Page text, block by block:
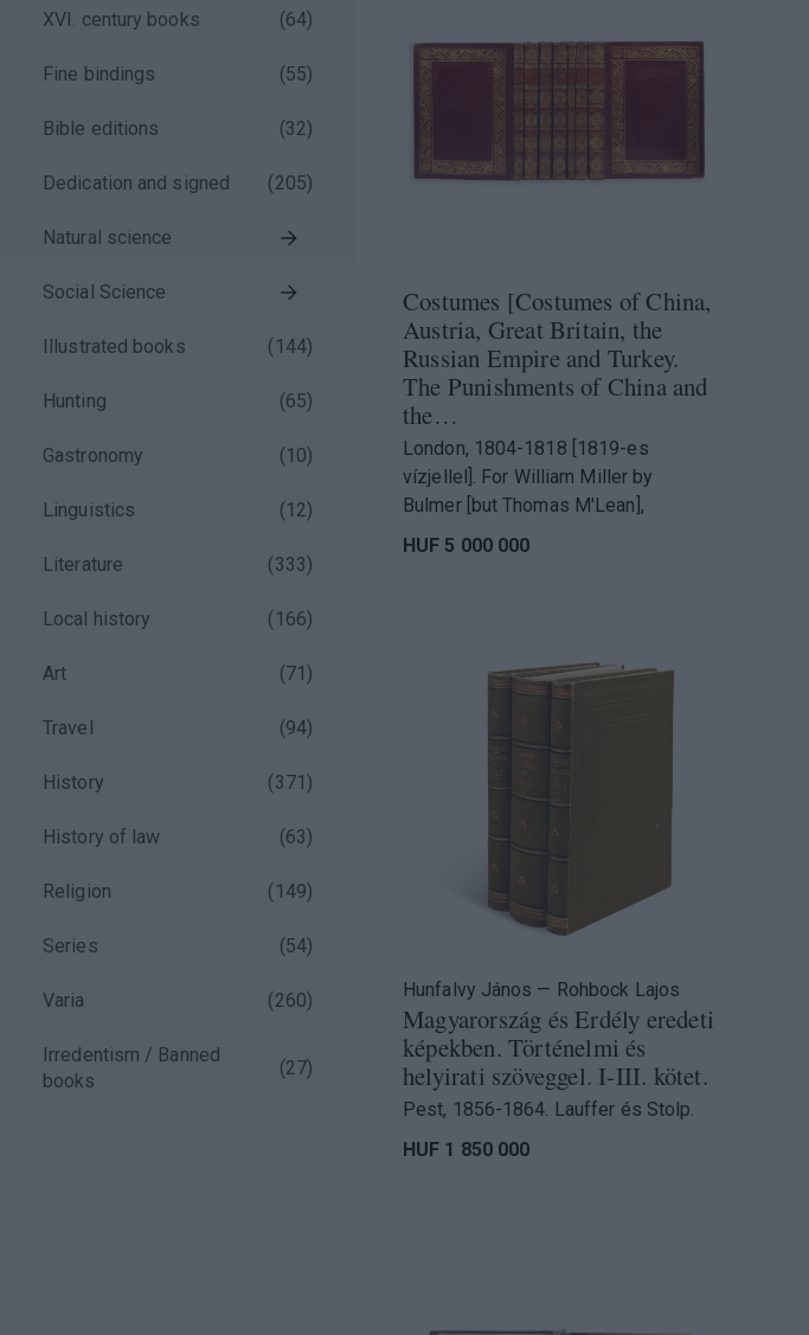
XVI. century books (64)
Fine bindings (55)
Bible editions (32)
Dedication and signed (205)
Natural science
Social Science
Illustrated books ( 144)
Hunting (65)
Gastronomy (10)
Linguistics (12)
Literature (333)
Local history ( 166)
Art (71 )
Travel (94)
History (371 )
History of law (63)
Religion ( 149)
Series (54)
Varia (260)
Irredentism / Banned
books
(27)
Costumes [Costumes of China,
Austria, Great Britain, the
Russian Empire and Turkey.
The Punishments of China and
the…
London, 1804-1818 [1819-es
vízjellel]. For William Miller by
Bulmer [but Thomas M'Lean],
HUF 5 000 000
Hunfalvy János — Rohbock Lajos
Magyarország és Erdély eredeti
képekben. Történelmi és
helyirati szöveggel. I-III. kötet.
Pest, 1856-1864. Lauffer és Stolp.
HUF 1 850 000